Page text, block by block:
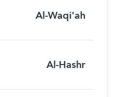
Al-Waqi'ah
Al-Hashr